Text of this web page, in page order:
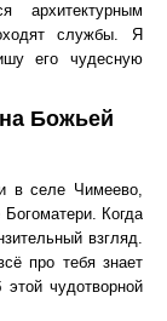
архитектурным
службы. Я
его чудесную
Божьей
в селе Чимеево,
Когда
взгляд.
про тебя знает
чудотворной